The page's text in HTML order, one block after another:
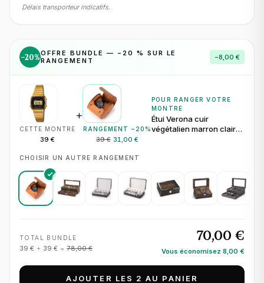
Délais transporteur indicatifs.
−20%OFFRE BUNDLE — − 20 % SUR LE
RANGEMENT
−8,00 €
CETTE MONTRE
39 €
+
RANGEMENT − 20 %
39 € 31,00 €
POUR RANGER VOTRE
MONTRE
Étui Verona cuir
végétalien marron clair
CHOISIR UN AUTRE RANGEMENT
TOTAL BUNDLE
39 € + 39 € = 78,00 €
70,00 €
Vous économisez 8,00 €
AJOUTER LES 2 AU PANIER